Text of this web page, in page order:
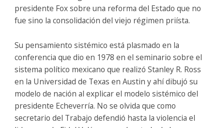
presidente Fox sobre una reforma del Estado que no
fue sino la consolidación del viejo régimen priísta.
Su pensamiento sistémico está plasmado en la
conferencia que dio en 1978 en el seminario sobre el
sistema político mexicano que realizó Stanley R. Ross
en la Universidad de Texas en Austin y ahí dibujó su
modelo de nación al explicar el modelo sistémico del
presidente Echeverría. No se olvida que como
secretario del Trabajo defendió hasta la violencia el